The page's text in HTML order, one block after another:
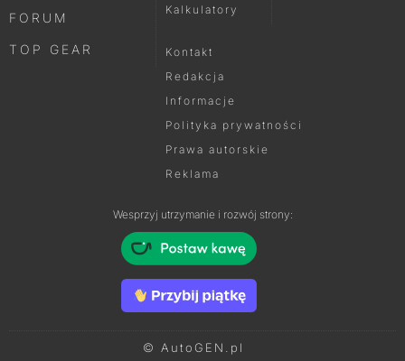
FORUM
TOP GEAR
Kalkulatory
Kontakt
Redakcja
Informacje
Polityka prywatności
Prawa autorskie
Reklama
Wesprzyj utrzymanie i rozwój strony:
© AutoGEN.pl